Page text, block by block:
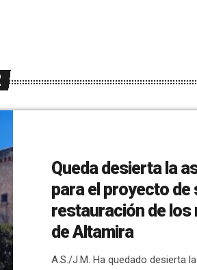
Queda desierta la
para el proyecto de
restauración de los
de Altamira
A.S./J.M. Ha quedado desierta